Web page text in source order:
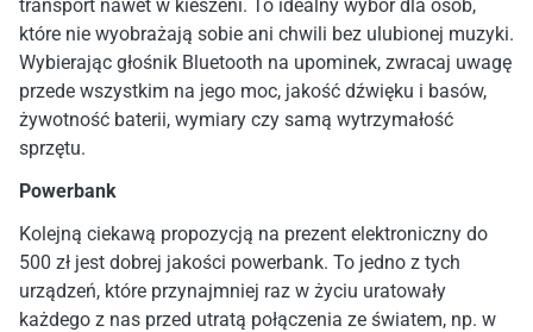
transport nawet w kieszeni. To idealny wybór dla osób,
które nie wyobrażają sobie ani chwili bez ulubionej muzyki.
Wybierając głośnik Bluetooth na upominek, zwracaj uwagę
przede wszystkim na jego moc, jakość dźwięku i basów,
żywotność baterii, wymiary czy samą wytrzymałość
sprzętu.
Powerbank
Kolejną ciekawą propozycją na prezent elektroniczny do
500 zł jest dobrej jakości powerbank. To jedno z tych
urządzeń, które przynajmniej raz w życiu uratowały
każdego z nas przed utratą połączenia ze światem, np. w